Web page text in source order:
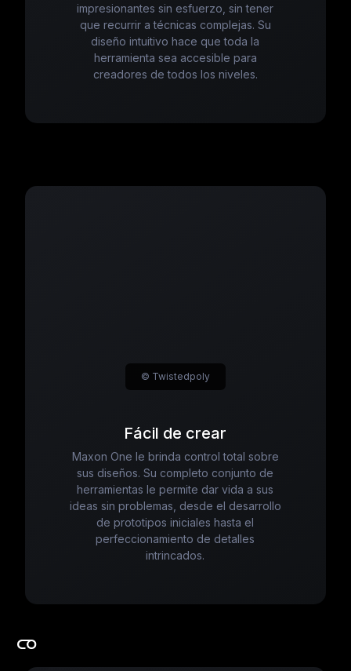
impresionantes sin esfuerzo, sin tener
que recurrir a técnicas complejas. Su
diseño intuitivo hace que toda la
herramienta sea accesible para
creadores de todos los niveles.
Fácil de crear
Maxon One le brinda control total sobre
sus diseños. Su completo conjunto de
herramientas le permite dar vida a sus
ideas sin problemas, desde el desarrollo
de prototipos iniciales hasta el
perfeccionamiento de detalles
intrincados.
© Twistedpoly